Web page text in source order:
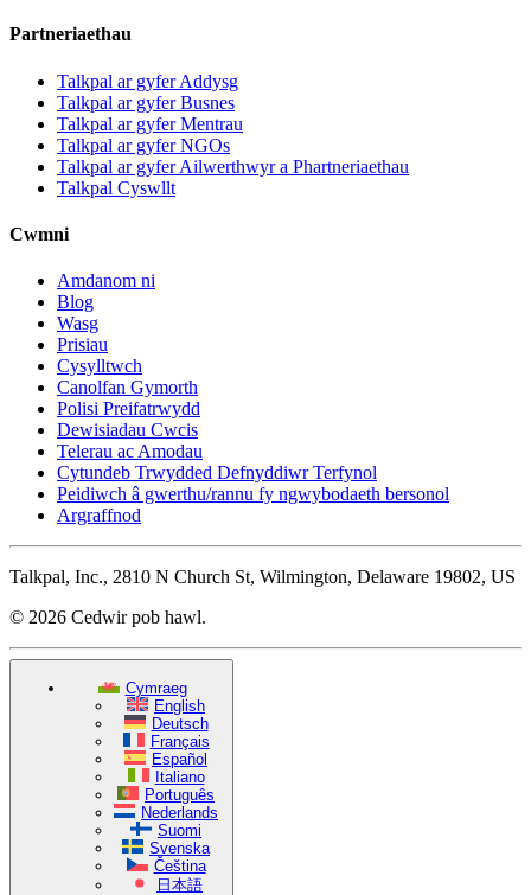
Partneriaethau
Talkpal ar gyfer Addysg
Talkpal ar gyfer Busnes
Talkpal ar gyfer Mentrau
Talkpal ar gyfer NGOs
Talkpal ar gyfer Ailwerthwyr a Phartneriaethau
Talkpal Cyswllt
Cwmni
Amdanom ni
Blog
Wasg
Prisiau
Cysylltwch
Canolfan Gymorth
Polisi Preifatrwydd
Dewisiadau Cwcis
Telerau ac Amodau
Cytundeb Trwydded Defnyddiwr Terfynol
Peidiwch â gwerthu/rannu fy ngwybodaeth bersonol
Argraffnod
Talkpal, Inc., 2810 N Church St, Wilmington, Delaware 19802, US
© 2026 Cedwir pob hawl.
Cymraeg
English
Deutsch
Français
Español
Italiano
Português
Nederlands
Suomi
Svenska
Čeština
日本語